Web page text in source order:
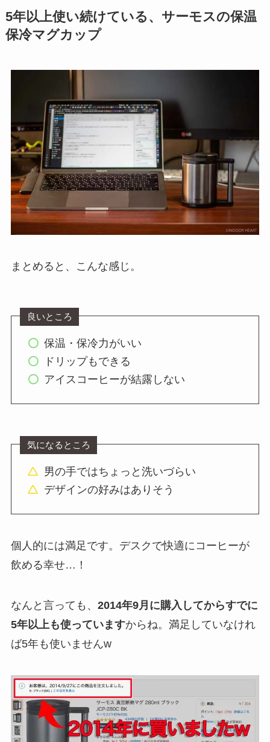
5年以上使い続けている、サーモスの保温
保冷マグカップ
まとめると、こんな感じ。
良いところ
保温・保冷力がいい
ドリップもできる
アイスコーヒーが結露しない
気になるところ
男の手ではちょっと洗いづらい
デザインの好みはありそう
個人的には満足です。デスクで快適にコーヒーが
飲める幸せ…！
なんと言っても、 2014年9月に購入してからすでに
5年以上も使っていますからね。満足していなけれ
ば5年も使いませんw